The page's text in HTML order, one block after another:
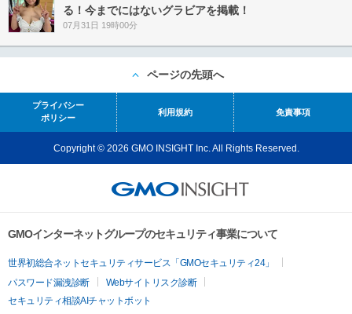
る！今までにはないグラビアを掲載！
07月31日 19時00分
ページの先頭へ
プライバシー
ポリシー
利用規約 免責事項
Copyright © 2026 GMO INSIGHT Inc. All Rights Reserved.
GMOインターネットグループのセキュリティ事業について
世界初総合ネットセキュリティサービス「GMOセキュリティ24」
パスワード漏洩診断
Webサイトリスク診断
セキュリティ相談AIチャットボット